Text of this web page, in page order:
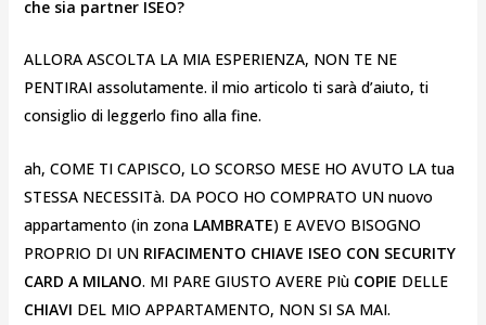
che sia partner ISEO?
ALLORA ASCOLTA LA MIA ESPERIENZA, NON TE NE
PENTIRAI assolutamente. il mio articolo ti sarà d’aiuto, ti
consiglio di leggerlo fino alla fine.
ah, COME TI CAPISCO, LO SCORSO MESE HO AVUTO LA tua
STESSA NECESSITà. DA POCO HO COMPRATO UN nuovo
appartamento (in zona LAMBRATE) E AVEVO BISOGNO
PROPRIO DI UN RIFACIMENTO CHIAVE ISEO CON SECURITY
CARD A MILANO. MI PARE GIUSTO AVERE PIù COPIE DELLE
CHIAVI DEL MIO APPARTAMENTO, NON SI SA MAI.